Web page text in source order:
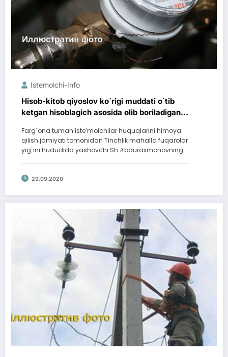
Istemolchi-Info
Hisob-kitob qiyoslov ko`rigi muddati o`tib
ketgan hisoblagich asosida olib boriladigan
Farg`ona tuman isteʼmolchilar huquqlarini himoya
qilish jamiyati tomonidan Tinchlik mahalla fuqarolar
yig`ini hududida yashovchi Sh.Аbduraxmonovning…
29.09.2020